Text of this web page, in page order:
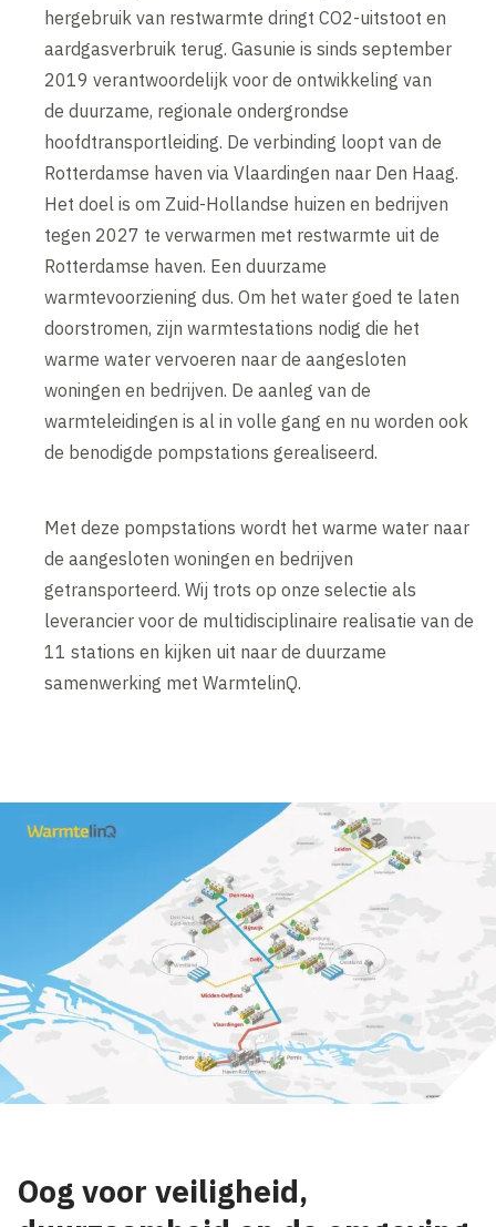
hergebruik van restwarmte dringt CO2-uitstoot en
aardgasverbruik terug. Gasunie is sinds september
2019 verantwoordelijk voor de ontwikkeling van
de duurzame, regionale ondergrondse
hoofdtransportleiding. De verbinding loopt van de
Rotterdamse haven via Vlaardingen naar Den Haag.
Het doel is om Zuid-Hollandse huizen en bedrijven
tegen 2027 te verwarmen met restwarmte uit de
Rotterdamse haven. Een duurzame
warmtevoorziening dus. Om het water goed te laten
doorstromen, zijn warmtestations nodig die het
warme water vervoeren naar de aangesloten
woningen en bedrijven. De aanleg van de
warmteleidingen is al in volle gang en nu worden ook
de benodigde pompstations gerealiseerd.
Met deze pompstations wordt het warme water naar
de aangesloten woningen en bedrijven
getransporteerd. Wij trots op onze selectie als
leverancier voor de multidisciplinaire realisatie van de
11 stations en kijken uit naar de duurzame
samenwerking met WarmtelinQ.
Oog voor veiligheid,